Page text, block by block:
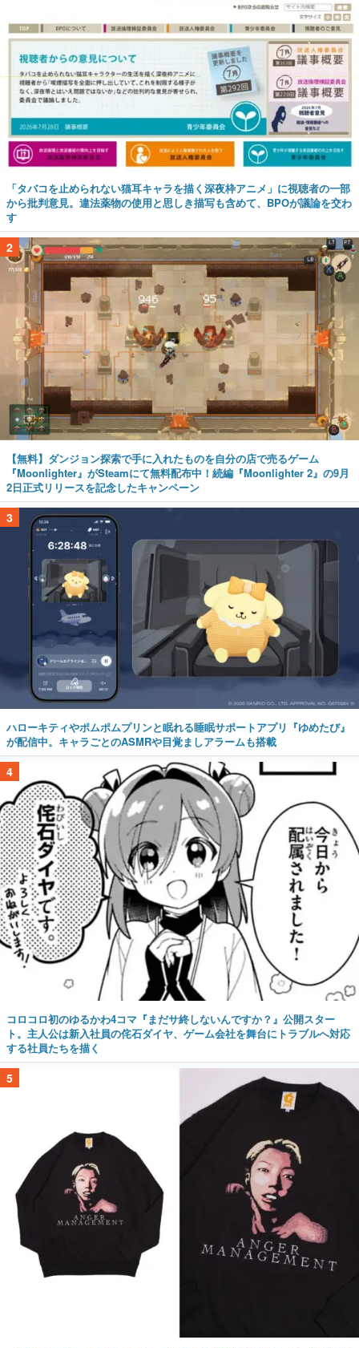
「タバコを止められない猫耳キャラを描く深夜枠アニメ」に視聴者の一部
から批判意見。違法薬物の使用と思しき描写も含めて、BPOが議論を交わ
す
2
【無料】ダンジョン探索で手に入れたものを自分の店で売るゲーム
『Moonlighter』がSteamにて無料配布中！続編『Moonlighter 2』の9月
2日正式リリースを記念したキャンペーン
3
ハローキティやポムポムプリンと眠れる睡眠サポートアプリ『ゆめたび』
が配信中。キャラごとのASMRや目覚ましアラームも搭載
4
コロコロ初のゆるかわ4コマ『まだサ終しないんですか？』公開スター
ト。主人公は新入社員の侘石ダイヤ、ゲーム会社を舞台にトラブルへ対応
する社員たちを描く
5